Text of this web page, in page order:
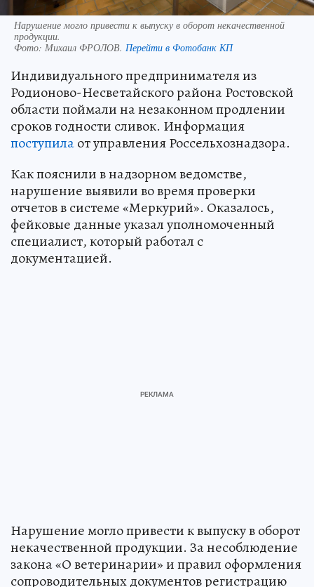
Нарушение могло привести к выпуску в оборот некачественной
продукции.
Фото: Михаил ФРОЛОВ. Перейти в Фотобанк КП
Индивидуального предпринимателя из
Родионово-Несветайского района Ростовской
области поймали на незаконном продлении
сроков годности сливок. Информация
поступилаот управления Россельхознадзора.
Как пояснили в надзорном ведомстве,
нарушение выявили во время проверки
отчетов в системе «Меркурий». Оказалось,
фейковые данные указал уполномоченный
специалист, который работал с
документацией.
Нарушение могло привести к выпуску в оборот
некачественной продукции. За несоблюдение
закона «О ветеринарии» и правил оформления
сопроводительных документов регистрацию